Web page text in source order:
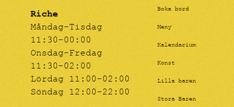
Riche
Måndag-Tisdag
11:30-00:00
Onsdag-Fredag
11:30-02:00
Lördag 11:00-02:00
Söndag 12:00-22:00
Boka bord
Meny
Kalendarium
Konst
Lilla baren
Stora Baren